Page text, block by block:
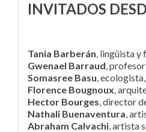
INVITADOS
Tania Barberán, lingüista
Gwenael Barraud,
Somasree Basu,
Florence Bougnoux,
Hector Bourges, director
Nathali Buenaventura,
Abraham Calvachi, artista